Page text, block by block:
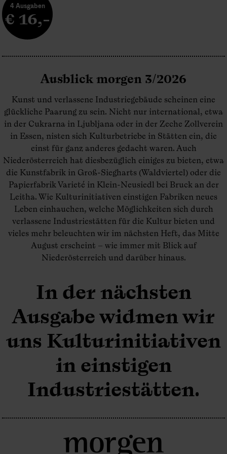
4 Ausgaben
€ 16,-
Ausblick morgen 3/2026
Kunst und verlassene Industriegebäude scheinen eine
glückliche Paarung zu sein. Nicht nur international, etwa
in der Cukrarna in Ljubljana oder in der Zeche Zollverein
in Essen, nisten sich Kulturbetriebe in Stätten ein, die
einst für ganz anderes gedacht waren. Auch
Niederösterreich hat diesbezüglich einiges zu bieten, etwa
die Kunstfabrik in Groß-Siegharts (Waldviertel) oder die
Papierfabrik Varieté in Klein-Neusiedl bei Bruck an der
Leitha. Wie Kulturinitiativen einstigen Fabriken neues
Leben einhauchen, welche Möglichkeiten sich durch
verlassene Industriestätten für die Kultur bieten und
vieles mehr beleuchten wir im nächsten Heft, das Mitte
August erscheint – wie immer mit Blick auf
Niederösterreich und darüber hinaus.
In der nächsten
Ausgabe widmen wir
uns Kulturinitiativen
in einstigen
Industriestätten.